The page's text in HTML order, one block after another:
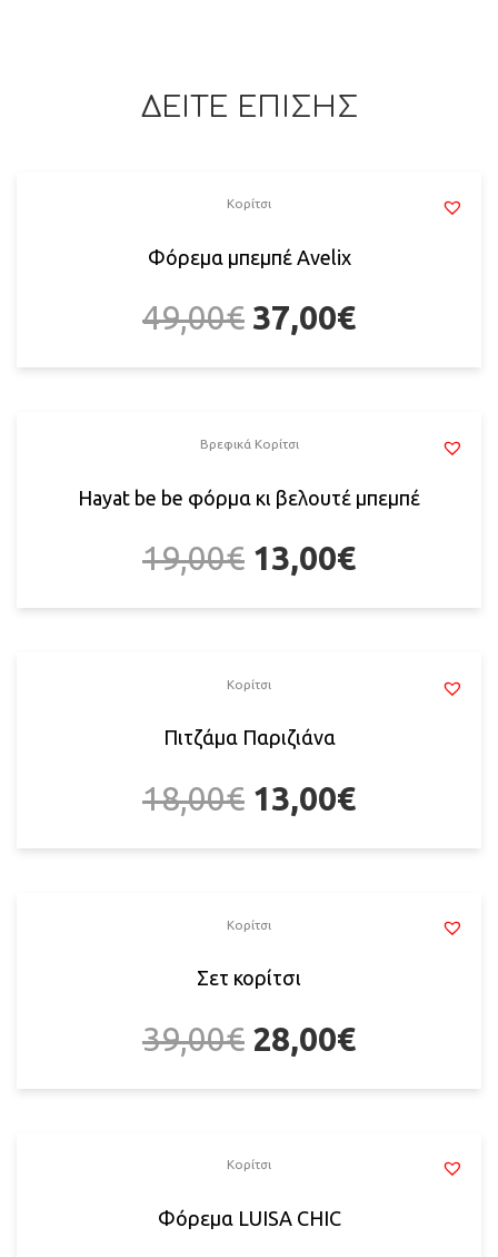
ΔΕΙΤΕ ΕΠΙΣΗΣ
Κορίτσι
Φόρεμα μπεμπέ Avelix
49,00€ 37,00€
Βρεφικά Κορίτσι
Hayat be be φόρμα κι βελουτέ μπεμπέ
19,00€ 13,00€
Κορίτσι
Πιτζάμα Παριζιάνα
18,00€ 13,00€
Κορίτσι
Σετ κορίτσι
39,00€ 28,00€
Κορίτσι
Φόρεμα LUISA CHIC